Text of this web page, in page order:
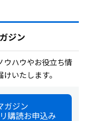
ジン
ウハウやお役立ち情
いたします。
ガジン
購読お申込み